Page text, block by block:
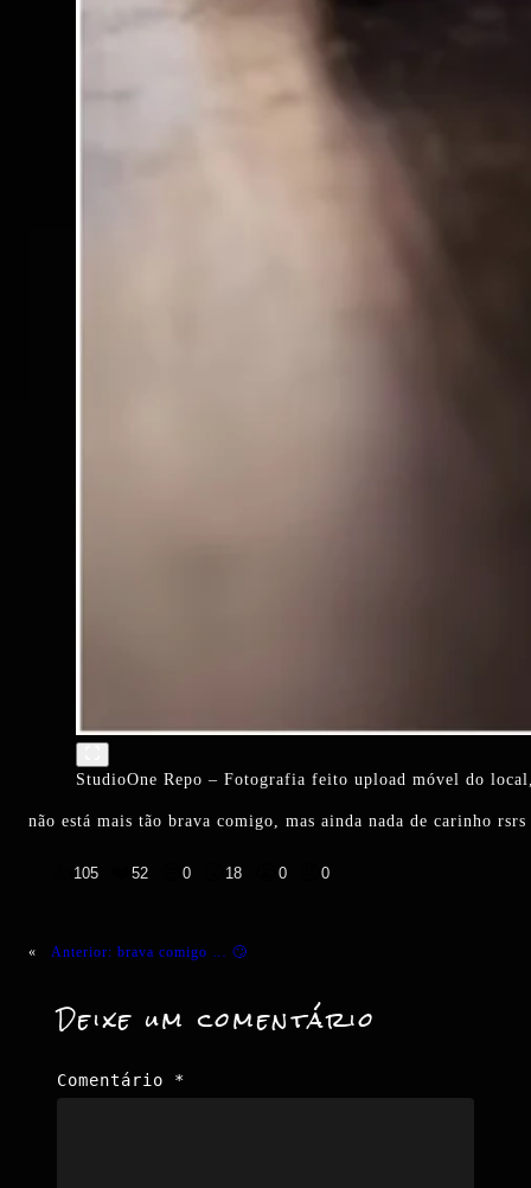
StudioOne Repo – Fotografia feito upload móvel do
não está mais tão brava comigo, mas ainda nada de carinho rsrs
105 52 0 18 0 0
« Anterior: brava comigo … 🙄
Deixe um comentário
Comentário *